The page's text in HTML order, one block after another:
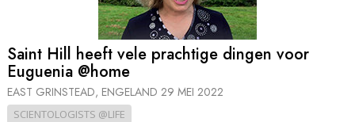
Saint Hill heeft vele prachtige dingen voor
Euguenia @home
EAST GRINSTEAD, ENGELAND 29 MEI 2022
SCIENTOLOGISTS @LIFE